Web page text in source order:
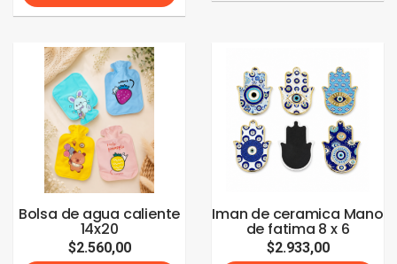
Bolsa de agua caliente
14x20
$2.560,00
Iman de ceramica Mano
de fatima 8 x 6
$2.933,00